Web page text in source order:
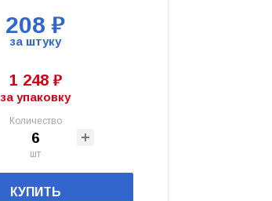
208 ₽
за штуку
1 248 ₽
за упаковку
Количество
шт
КУПИТЬ